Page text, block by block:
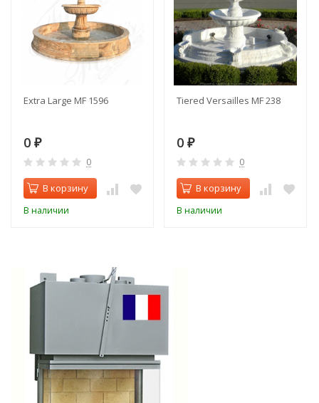
Extra Large MF 1596
0 ₽
0
В корзину
В наличии
Tiered Versailles MF 238
0 ₽
0
В корзину
В наличии